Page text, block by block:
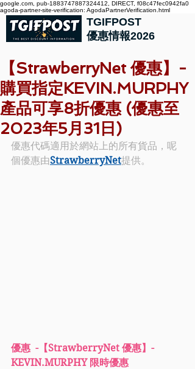
google.com, pub-1883747887324412, DIRECT, f08c47fec0942fa0
agoda-partner-site-verification: AgodaPartnerVerification.html
TGIFPOST
優惠情報2026
【StrawberryNet 優惠】-
購買指定KEVIN.MURPHY
產品可享8折優惠 (優惠至
2023年5月31日)
優惠代碼適用於網站上的所有貨品，呢
個優惠由StrawberryNet提供。
優惠  -【StrawberryNet 優惠】-
KEVIN.MURPHY 限時優惠